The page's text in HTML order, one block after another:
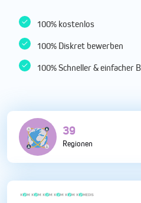
100% kostenlos
100% Diskret bewerben
100% Schneller & einfacher
110
Regionen